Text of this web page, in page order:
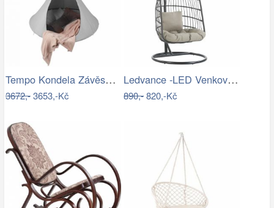
Tempo Kondela Závěsné houpací křeslo…
3672,-3653,-Kč
Ledvance -LED Venkovní nástěnné…
890,-820,-Kč